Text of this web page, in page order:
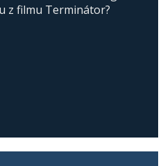
z filmu Terminátor?